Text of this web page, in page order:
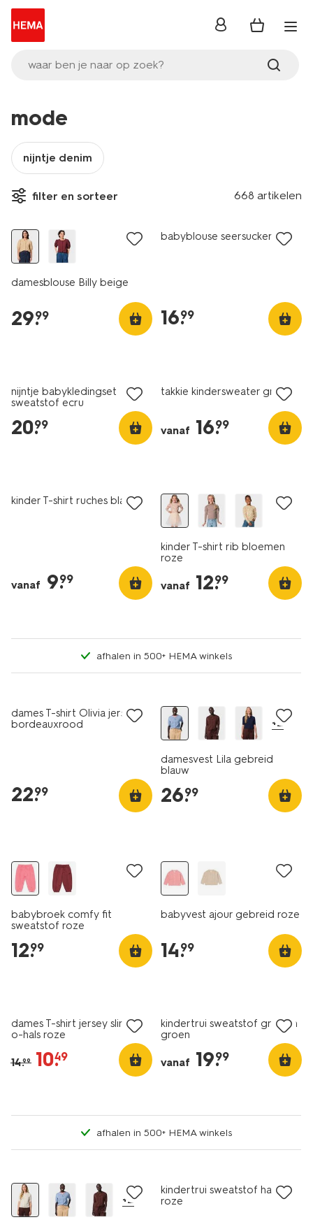
waar ben je naar op zoek?
inloggen
mode
nijntje denim
filter en sorteer 668 artikelen
nieuw
damesblouse Billy beige
29.
99
babyblouse seersucker ecru
16.
99
nijntje babykledingset
sweatstof ecru
20.
99
takkie kindersweater groen
vanaf 16.
99
kinder T-shirt ruches blauw
vanaf 9.
99
kinder T-shirt rib bloemen
roze
vanaf 12.
99
afhalen in 500+ HEMA winkels
dames T-shirt Olivia jersey
bordeauxrood
22.
99
+2
damesvest Lila gebreid
blauw
26.
99
babybroek comfy fit
sweatstof roze
12.
99
babyvest ajour gebreid roze
14.
99
dames T-shirt jersey slim fit
o-hals roze
14.99 10.
49
kindertrui sweatstof grafisch
groen
vanaf 19.
99
afhalen in 500+ HEMA winkels
+2
kindertrui sweatstof hartjes
roze